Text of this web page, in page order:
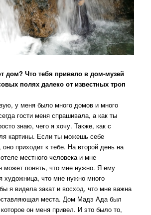
дом? Что тебя привело в дом-музей
полях далеко от известных троп
у меня было много домов и много
гости меня спрашивала, а как ты
знаю, чего я хочу. Также, как с
картины. Если ты можешь себе
оно приходит к тебе. На второй день на
местного человека и мне
может понять, что мне нужно. Я ему
художница, что мне нужно много
я видела закат и восход, что мне важна
места. Дом Мадэ Ада был
он меня привел. И это было то,